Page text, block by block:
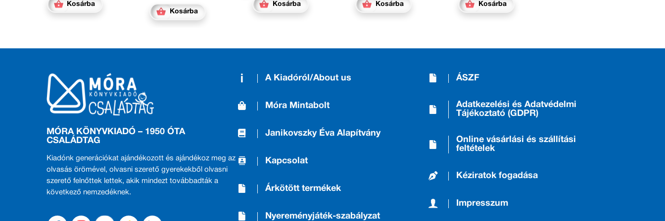
Kosárba
Kosárba
Kosárba Kosárba Kosárba
MÓRA KÖNYVKIADÓ – 1950 ÓTA
CSALÁDTAG
Kiadónk generációkat ajándékozott és ajándékoz meg az
olvasás örömével, olvasni szerető gyerekekből olvasni
szerető felnőttek lettek, akik mindezt továbbadták a
következő nemzedéknek.
A Kiadóról/About us
Móra Mintabolt
Janikovszky Éva Alapítvány
Kapcsolat
Árkötött termékek
Nyereményjáték-szabályzat
ÁSZF
Adatkezelési és Adatvédelmi
Tájékoztató (GDPR)
Online vásárlási és szállítási
feltételek
Kéziratok fogadása
Impresszum